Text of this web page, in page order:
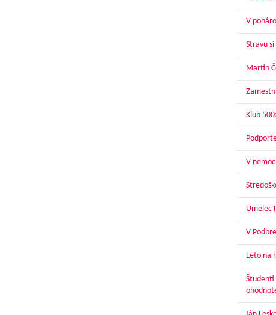
V
Stravu
Martin
Klub
V
Umelec
V
Leto na
Študenti